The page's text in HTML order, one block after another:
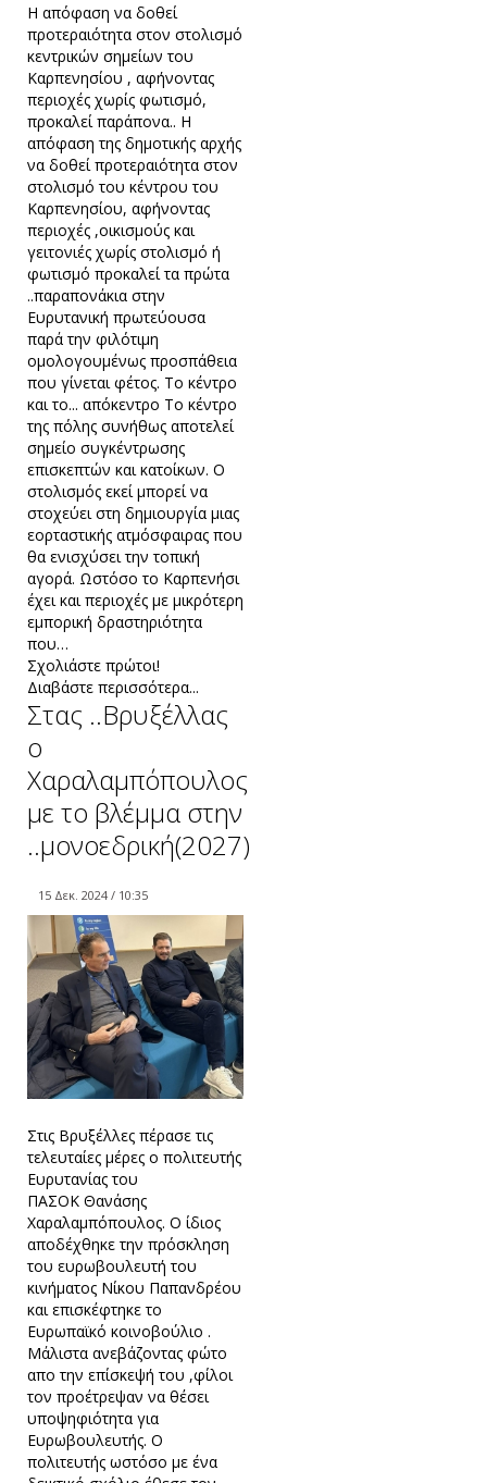
Η απόφαση να δοθεί
προτεραιότητα στον στολισμό
κεντρικών σημείων του
Καρπενησίου , αφήνοντας
περιοχές χωρίς φωτισμό,
προκαλεί παράπονα.. Η
απόφαση της δημοτικής αρχής
να δοθεί προτεραιότητα στον
στολισμό του κέντρου του
Καρπενησίου, αφήνοντας
περιοχές ,οικισμούς και
γειτονιές χωρίς στολισμό ή
φωτισμό προκαλεί τα πρώτα
..παραπονάκια στην
Ευρυτανική πρωτεύουσα
παρά την φιλότιμη
ομολογουμένως προσπάθεια
που γίνεται φέτος. Το κέντρο
και το... απόκεντρο Το κέντρο
της πόλης συνήθως αποτελεί
σημείο συγκέντρωσης
επισκεπτών και κατοίκων. Ο
στολισμός εκεί μπορεί να
στοχεύει στη δημιουργία μιας
εορταστικής ατμόσφαιρας που
θα ενισχύσει την τοπική
αγορά. Ωστόσο το Καρπενήσι
έχει και περιοχές με μικρότερη
εμπορική δραστηριότητα
που…
Σχολιάστε πρώτοι!
Διαβάστε περισσότερα...
Στας ..Βρυξέλλας
ο
Χαραλαμπόπουλος
με το βλέμμα στην
..μονοεδρική(2027)
15 Δεκ. 2024 / 10:35
Στις Βρυξέλλες πέρασε τις
τελευταίες μέρες ο πολιτευτής
Ευρυτανίας του
ΠΑΣΟΚ Θανάσης
Χαραλαμπόπουλος. Ο ίδιος
αποδέχθηκε την πρόσκληση
του ευρωβουλευτή του
κινήματος Νίκου Παπανδρέου
και επισκέφτηκε το
Ευρωπαϊκό κοινοβούλιο .
Μάλιστα ανεβάζοντας φώτο
απο την επίσκεψή του ,φίλοι
τον προέτρεψαν να θέσει
υποψηφιότητα για
Ευρωβουλευτής. Ο
πολιτευτής ωστόσο με ένα